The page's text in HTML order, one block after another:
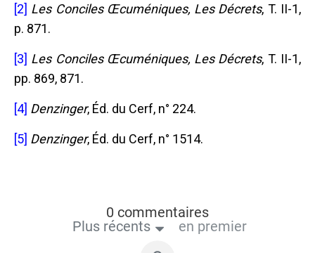
[2] Les Conciles Œcuméniques, Les Décrets, T. II-1,
p. 871.
[3] Les Conciles Œcuméniques, Les Décrets, T. II-1,
pp. 869, 871.
[4] Denzinger, Éd. du Cerf, n° 224.
[5] Denzinger, Éd. du Cerf, n° 1514.
0 commentaires
Plus récents
en premier